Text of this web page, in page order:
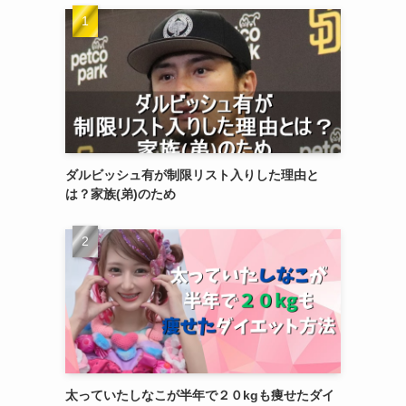
ダルビッシュ有が制限リスト入りした理由と
は？家族(弟)のため
太っていたしなこが半年で２０kgも痩せたダイ